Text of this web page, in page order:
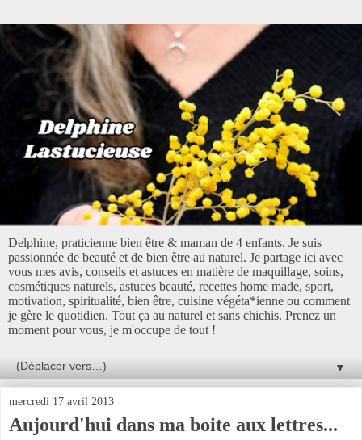
Delphine, praticienne bien être & maman de 4 enfants. Je suis
passionnée de beauté et de bien être au naturel. Je partage ici avec
vous mes avis, conseils et astuces en matière de maquillage, soins,
cosmétiques naturels, astuces beauté, recettes home made, sport,
motivation, spiritualité, bien être, cuisine végéta*ienne ou comment
je gère le quotidien. Tout ça au naturel et sans chichis. Prenez un
moment pour vous, je m'occupe de tout !
▼
mercredi 17 avril 2013
Aujourd'hui dans ma boite aux lettres...